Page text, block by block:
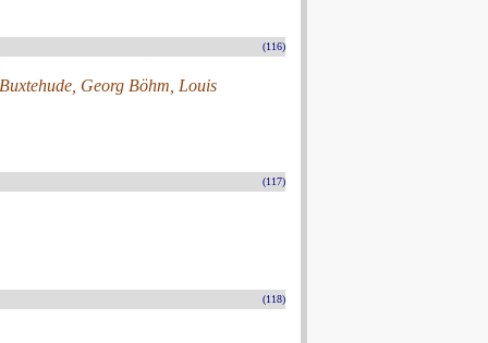
(116)
Georg Böhm, Louis
(117)
(118)